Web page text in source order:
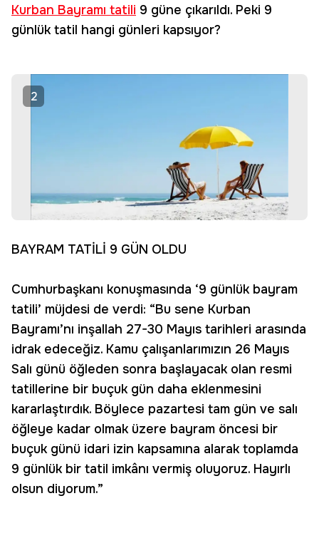
Kurban Bayramı tatili 9 güne çıkarıldı. Peki 9
günlük tatil hangi günleri kapsıyor?
2
BAYRAM TATİLİ 9 GÜN OLDU
Cumhurbaşkanı konuşmasında ‘9 günlük bayram
tatili’ müjdesi de verdi: “Bu sene Kurban
Bayramı’nı inşallah 27-30 Mayıs tarihleri arasında
idrak edeceğiz. Kamu çalışanlarımızın 26 Mayıs
Salı günü öğleden sonra başlayacak olan resmi
tatillerine bir buçuk gün daha eklenmesini
kararlaştırdık. Böylece pazartesi tam gün ve salı
öğleye kadar olmak üzere bayram öncesi bir
buçuk günü idari izin kapsamına alarak toplamda
9 günlük bir tatil imkânı vermiş oluyoruz. Hayırlı
olsun diyorum.”